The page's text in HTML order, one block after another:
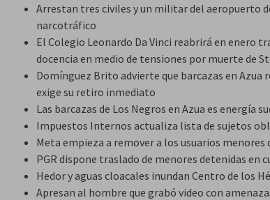
Arrestan tres civiles y un militar del aeropuerto
narcotráfico
El Colegio Leonardo Da Vinci reabrirá en enero
docencia en medio de tensiones por muerte de
Domínguez Brito advierte que barcazas en Azua
exige su retiro inmediato
Las barcazas de Los Negros en Azua es energía
Impuestos Internos actualiza lista de sujetos
Meta empieza a remover a los usuarios menores
PGR dispone traslado de menores detenidas en
Hedor y aguas cloacales inundan Centro de los
Apresan al hombre que grabó video con